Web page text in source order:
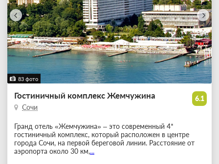
83 фото
6.1
Гостиничный комплекс Жемчужина
Сочи
Гранд отель «Жемчужина» – это современный 4*
гостиничный комплекс, который расположен в центре
города Сочи, на первой береговой линии. Расстояние от
аэропорта около 30 км,...